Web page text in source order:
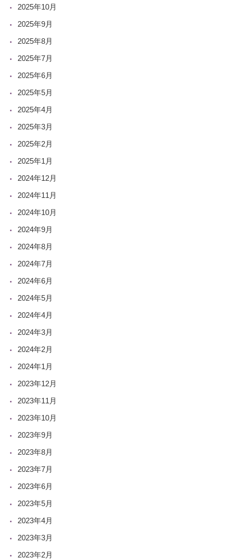
2025年10月
2025年9月
2025年8月
2025年7月
2025年6月
2025年5月
2025年4月
2025年3月
2025年2月
2025年1月
2024年12月
2024年11月
2024年10月
2024年9月
2024年8月
2024年7月
2024年6月
2024年5月
2024年4月
2024年3月
2024年2月
2024年1月
2023年12月
2023年11月
2023年10月
2023年9月
2023年8月
2023年7月
2023年6月
2023年5月
2023年4月
2023年3月
2023年2月